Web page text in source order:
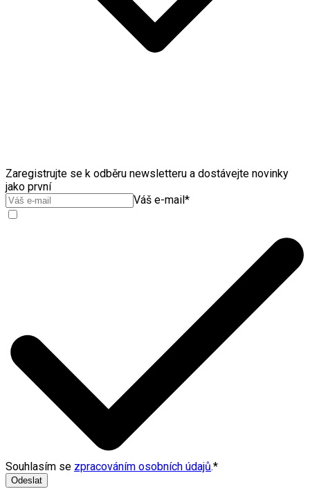
Zaregistrujte se k odběru newsletteru a dostávejte novinky
jako první
Váš e-mail *
Souhlasím se zpracováním osobních údajů.*
Odeslat